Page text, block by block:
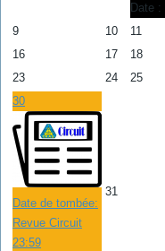
Date :
9 10 11
16
17 18
23
24 25
30
Date de tombée:
Revue Circuit
23:59
31